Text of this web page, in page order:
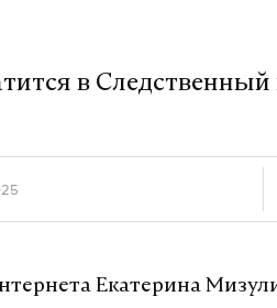
в Следственный
Екатерина